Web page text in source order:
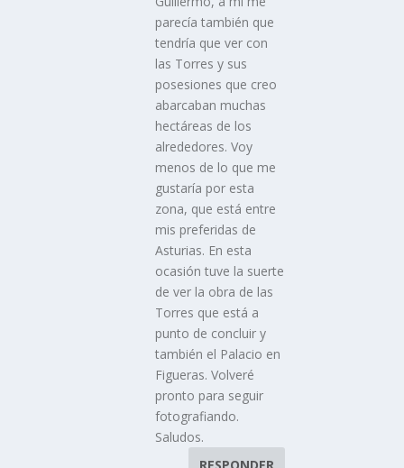
parecía también que
tendría que ver con
las Torres y sus
posesiones que creo
abarcaban muchas
hectáreas de los
alrededores. Voy
menos de lo que me
gustaría por esta
zona, que está entre
mis preferidas de
Asturias. En esta
ocasión tuve la suerte
de ver la obra de las
Torres que está a
punto de concluir y
también el Palacio en
Figueras. Volveré
pronto para seguir
fotografiando.
Saludos.